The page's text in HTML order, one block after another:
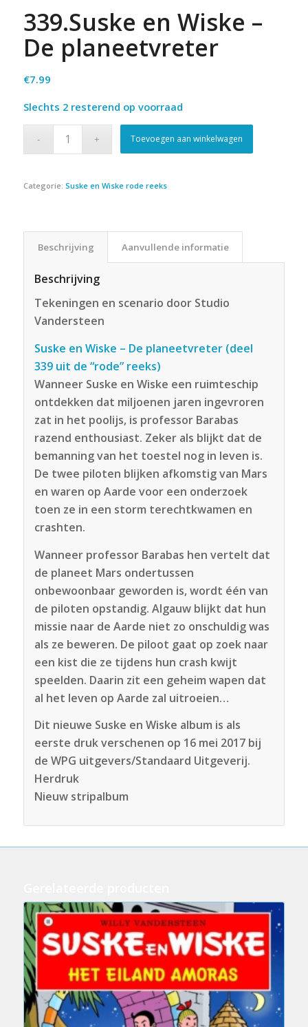
339.Suske en Wiske –
De planeetvreter
€7.99
Slechts 2 resterend op voorraad
Toevoegen aan winkelwagen
Categorie: Suske en Wiske rode reeks
Beschrijving Aanvullende informatie
Beschrijving
Tekeningen en scenario door Studio
Vandersteen
Suske en Wiske – De planeetvreter (deel
339 uit de “rode” reeks)
Wanneer Suske en Wiske een ruimteschip
ontdekken dat miljoenen jaren ingevroren
zat in het poolijs, is professor Barabas
razend enthousiast. Zeker als blijkt dat de
bemanning van het toestel nog in leven is.
De twee piloten blijken afkomstig van Mars
en waren op Aarde voor een onderzoek
toen ze in een storm terechtkwamen en
crashten.
Wanneer professor Barabas hen vertelt dat
de planeet Mars ondertussen
onbewoonbaar geworden is, wordt één van
de piloten opstandig. Algauw blijkt dat hun
missie naar de Aarde niet zo onschuldig was
als ze beweren. De piloot gaat op zoek naar
een kist die ze tijdens hun crash kwijt
speelden. Daarin zit een geheim wapen dat
al het leven op Aarde zal uitroeien…
Dit nieuwe Suske en Wiske album is als
eerste druk verschenen op 16 mei 2017 bij
de WPG uitgevers/Standaard Uitgeverij.
Herdruk
Nieuw stripalbum